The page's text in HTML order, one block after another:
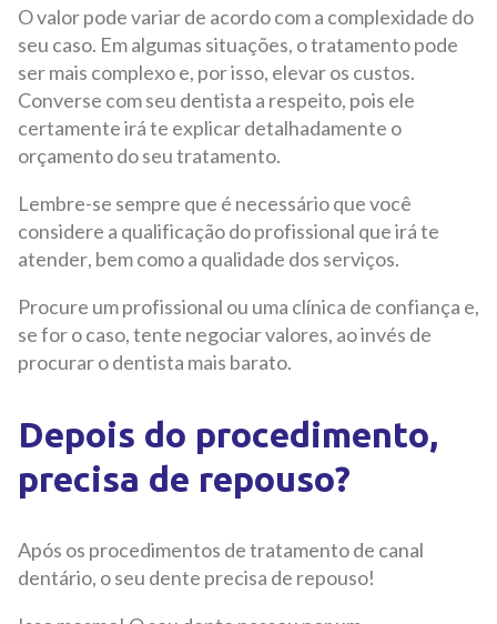
O valor pode variar de acordo com a complexidade do
seu caso. Em algumas situações, o tratamento pode
ser mais complexo e, por isso, elevar os custos.
Converse com seu dentista a respeito, pois ele
certamente irá te explicar detalhadamente o
orçamento do seu tratamento.
Lembre-se sempre que é necessário que você
considere a qualificação do profissional que irá te
atender, bem como a qualidade dos serviços.
Procure um profissional ou uma clínica de confiança e,
se for o caso, tente negociar valores, ao invés de
procurar o dentista mais barato.
Depois do procedimento,
precisa de repouso?
Após os procedimentos de tratamento de canal
dentário, o seu dente precisa de repouso!